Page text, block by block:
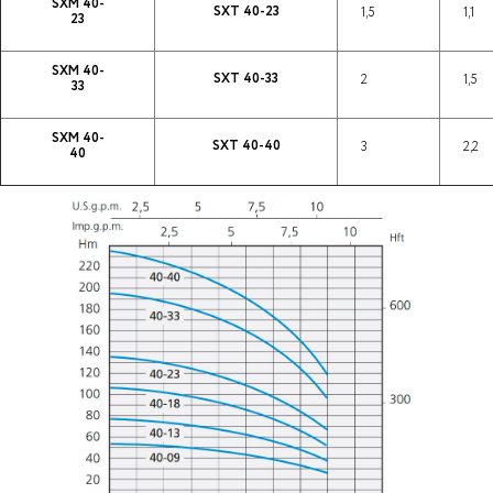
23
SXT 40-23 1,5 1,1
SXM 40-
33
SXT 40-33 2 1,5
SXM 40-
40
SXT 40-40 3 2,2